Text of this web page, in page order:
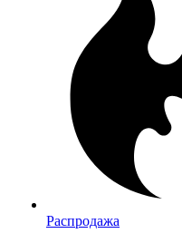
Распродажа